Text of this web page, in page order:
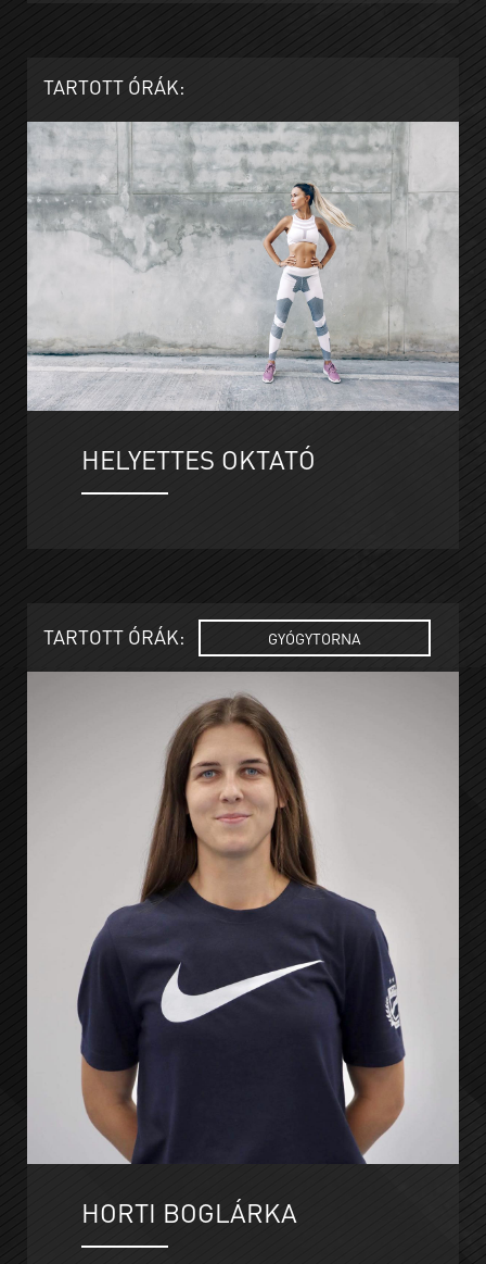
TARTOTT ÓRÁK:
HELYETTES OKTATÓ
TARTOTT ÓRÁK: GYÓGYTORNA
HORTI BOGLÁRKA